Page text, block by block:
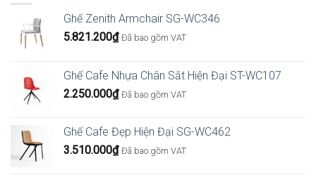
Ghế Zenith Armchair SG-WC346
5.821.200₫ Đã bao gồm VAT
Ghế Cafe Nhựa Chân Sắt Hiện Đại ST-WC107
2.250.000₫ Đã bao gồm VAT
Ghế Cafe Đẹp Hiện Đại SG-WC462
3.510.000₫ Đã bao gồm VAT